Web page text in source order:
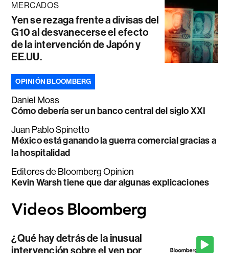
MERCADOS
Yen se rezaga frente a divisas del
G10 al desvanecerse el efecto
de la intervención de Japón y
EE.UU.
OPINIÓN BLOOMBERG
Daniel Moss
Cómo debería ser un banco central del siglo XXI
Juan Pablo Spinetto
México está ganando la guerra comercial gracias a
la hospitalidad
Editores de Bloomberg Opinion
Kevin Warsh tiene que dar algunas explicaciones
¿Qué hay detrás de la inusual